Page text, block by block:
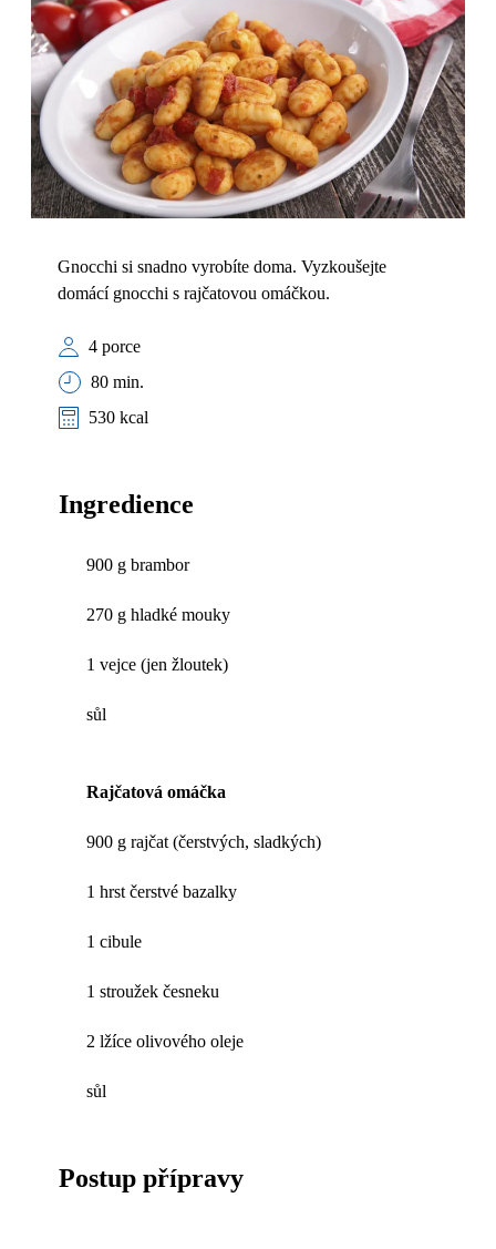
Gnocchi si snadno vyrobíte doma. Vyzkoušejte
domácí gnocchi s rajčatovou omáčkou.
4 porce
80 min.
530 kcal
Ingredience
900 g brambor
270 g hladké mouky
1 vejce (jen žloutek)
sůl
Rajčatová omáčka
900 g rajčat (čerstvých, sladkých)
1 hrst čerstvé bazalky
1 cibule
1 stroužek česneku
2 lžíce olivového oleje
sůl
Postup přípravy